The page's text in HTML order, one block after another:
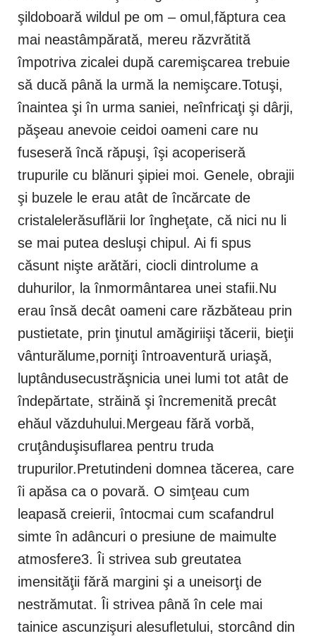
şildoboară wildul pe om – omul,făptura cea
mai neastâmpărată, mereu răzvrătită
împotriva zicalei după caremişcarea trebuie
să ducă până la urmă la nemişcare.Totuşi,
înaintea şi în urma saniei, neînfricaţi şi dârji,
păşeau anevoie ceidoi oameni care nu
fuseseră încă răpuşi, îşi acoperiseră
trupurile cu blănuri şipiei moi. Genele, obrajii
şi buzele le erau atât de încărcate de
cristalelerăsuflării lor îngheţate, că nici nu li
se mai putea desluşi chipul. Ai fi spus
căsunt nişte arătări, ciocli dintrolume a
duhurilor, la înmormântarea unei stafii.Nu
erau însă decât oameni care răzbăteau prin
pustietate, prin ţinutul amăgiriişi tăcerii, bieţii
vânturălume,porniţi întroaventură uriaşă,
luptândusecustrăşnicia unei lumi tot atât de
îndepărtate, străină şi încremenită precât
ehăul văzduhului.Mergeau fără vorbă,
cruţânduşisuflarea pentru truda
trupurilor.Pretutindeni domnea tăcerea, care
îi apăsa ca o povară. O simţeau cum
leapasă creierii, întocmai cum scafandrul
simte în adâncuri o presiune de maimulte
atmosfere3. Îi strivea sub greutatea
imensităţii fără margini şi a uneisorţi de
nestrămutat. Îi strivea până în cele mai
tainice ascunzişuri alesufletului, storcând din